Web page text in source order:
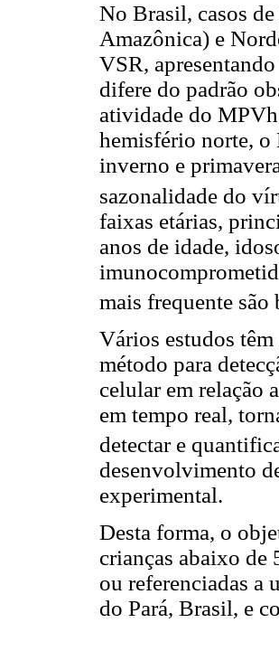
No Brasil, casos
Amazônica) e
VSR,
difere do padrão
atividade do MPVh
hemisfério norte, o
inverno e
sazonalidade do
faixas etárias,
anos de idade,
mais frequente
Vários estudos
método para
celular em relação
em tempo real,
detectar e
desenvolvimento
experimental.
Desta forma, o
crianças abaixo de
ou referenciadas a
do Pará, Brasil, e